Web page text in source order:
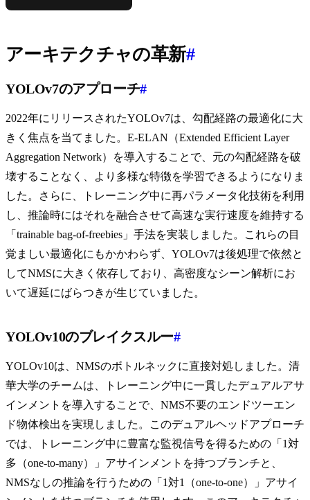
アーキテクチャの革新#
YOLOv7のアプローチ#
2022年にリリースされたYOLOv7は、勾配経路の最適化に大
きく焦点を当てました。E-ELAN（Extended Efficient Layer
Aggregation Network）を導入することで、元の勾配経路を破
壊することなく、より多様な特徴を学習できるようになりま
した。さらに、トレーニング中に再パラメータ化技術を利用
し、推論時にはそれを融合させて高速な実行速度を維持する
「trainable bag-of-freebies」手法を実装しました。これらの目
覚ましい最適化にもかかわらず、YOLOv7は後処理で依然と
してNMSに大きく依存しており、高密度なシーン解析にお
いて遅延にばらつきが生じていました。
YOLOv10のブレイクスルー#
YOLOv10は、NMSのボトルネックに直接対処しました。清
華大学のチームは、トレーニング中に一貫したデュアルアサ
インメントを導入することで、NMS不要のエンドツーエン
ド物体検出を実現しました。このデュアルヘッドアプローチ
では、トレーニング中に豊富な監視信号を得るための「1対
多（one-to-many）」アサインメントを持つブランチと、
NMSなしの推論を行うための「1対1（one-to-one）」アサイ